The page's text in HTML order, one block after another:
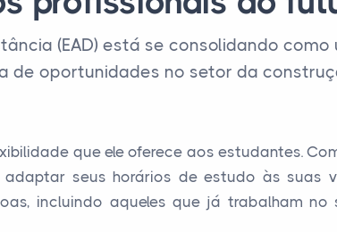
(EAD) está se consolidando como
de oportunidades no setor da
que ele oferece aos estudantes.
seus horários de estudo às suas
incluindo aqueles que já trabalham no